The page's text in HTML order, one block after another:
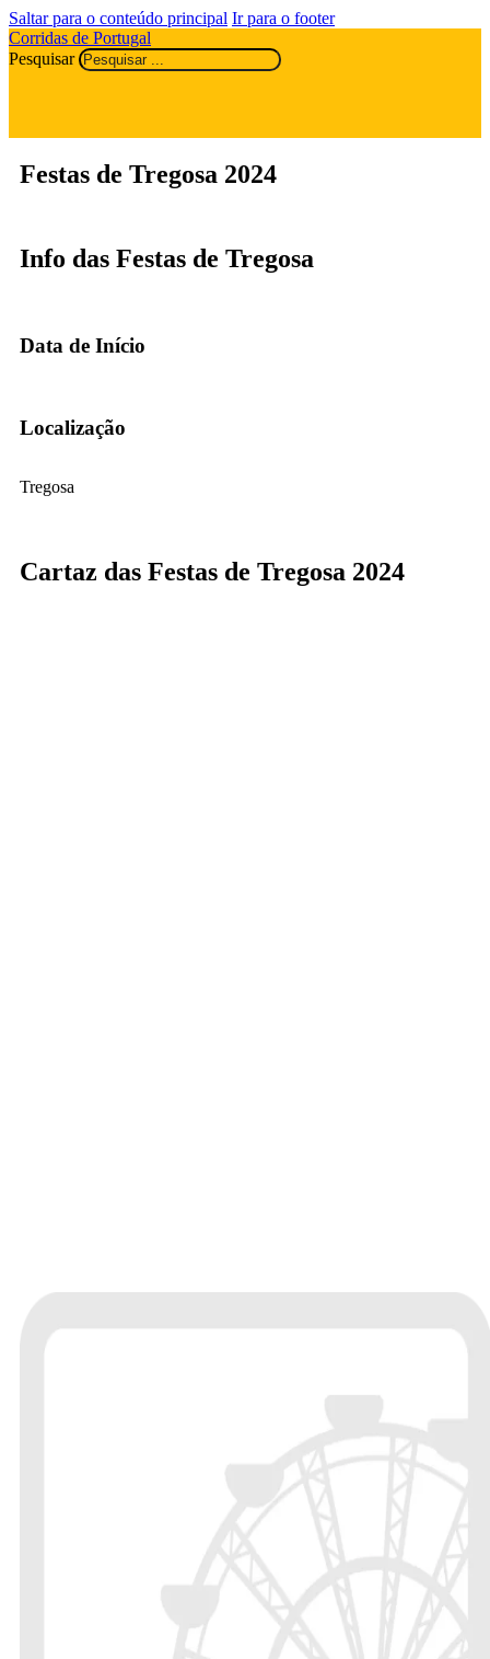
Saltar para o conteúdo principal Ir para o footer
Corridas de Portugal
Pesquisar
Festas de Tregosa 2024
Info das Festas de Tregosa
Data de Início
Localização
Tregosa
Cartaz das Festas de Tregosa 2024